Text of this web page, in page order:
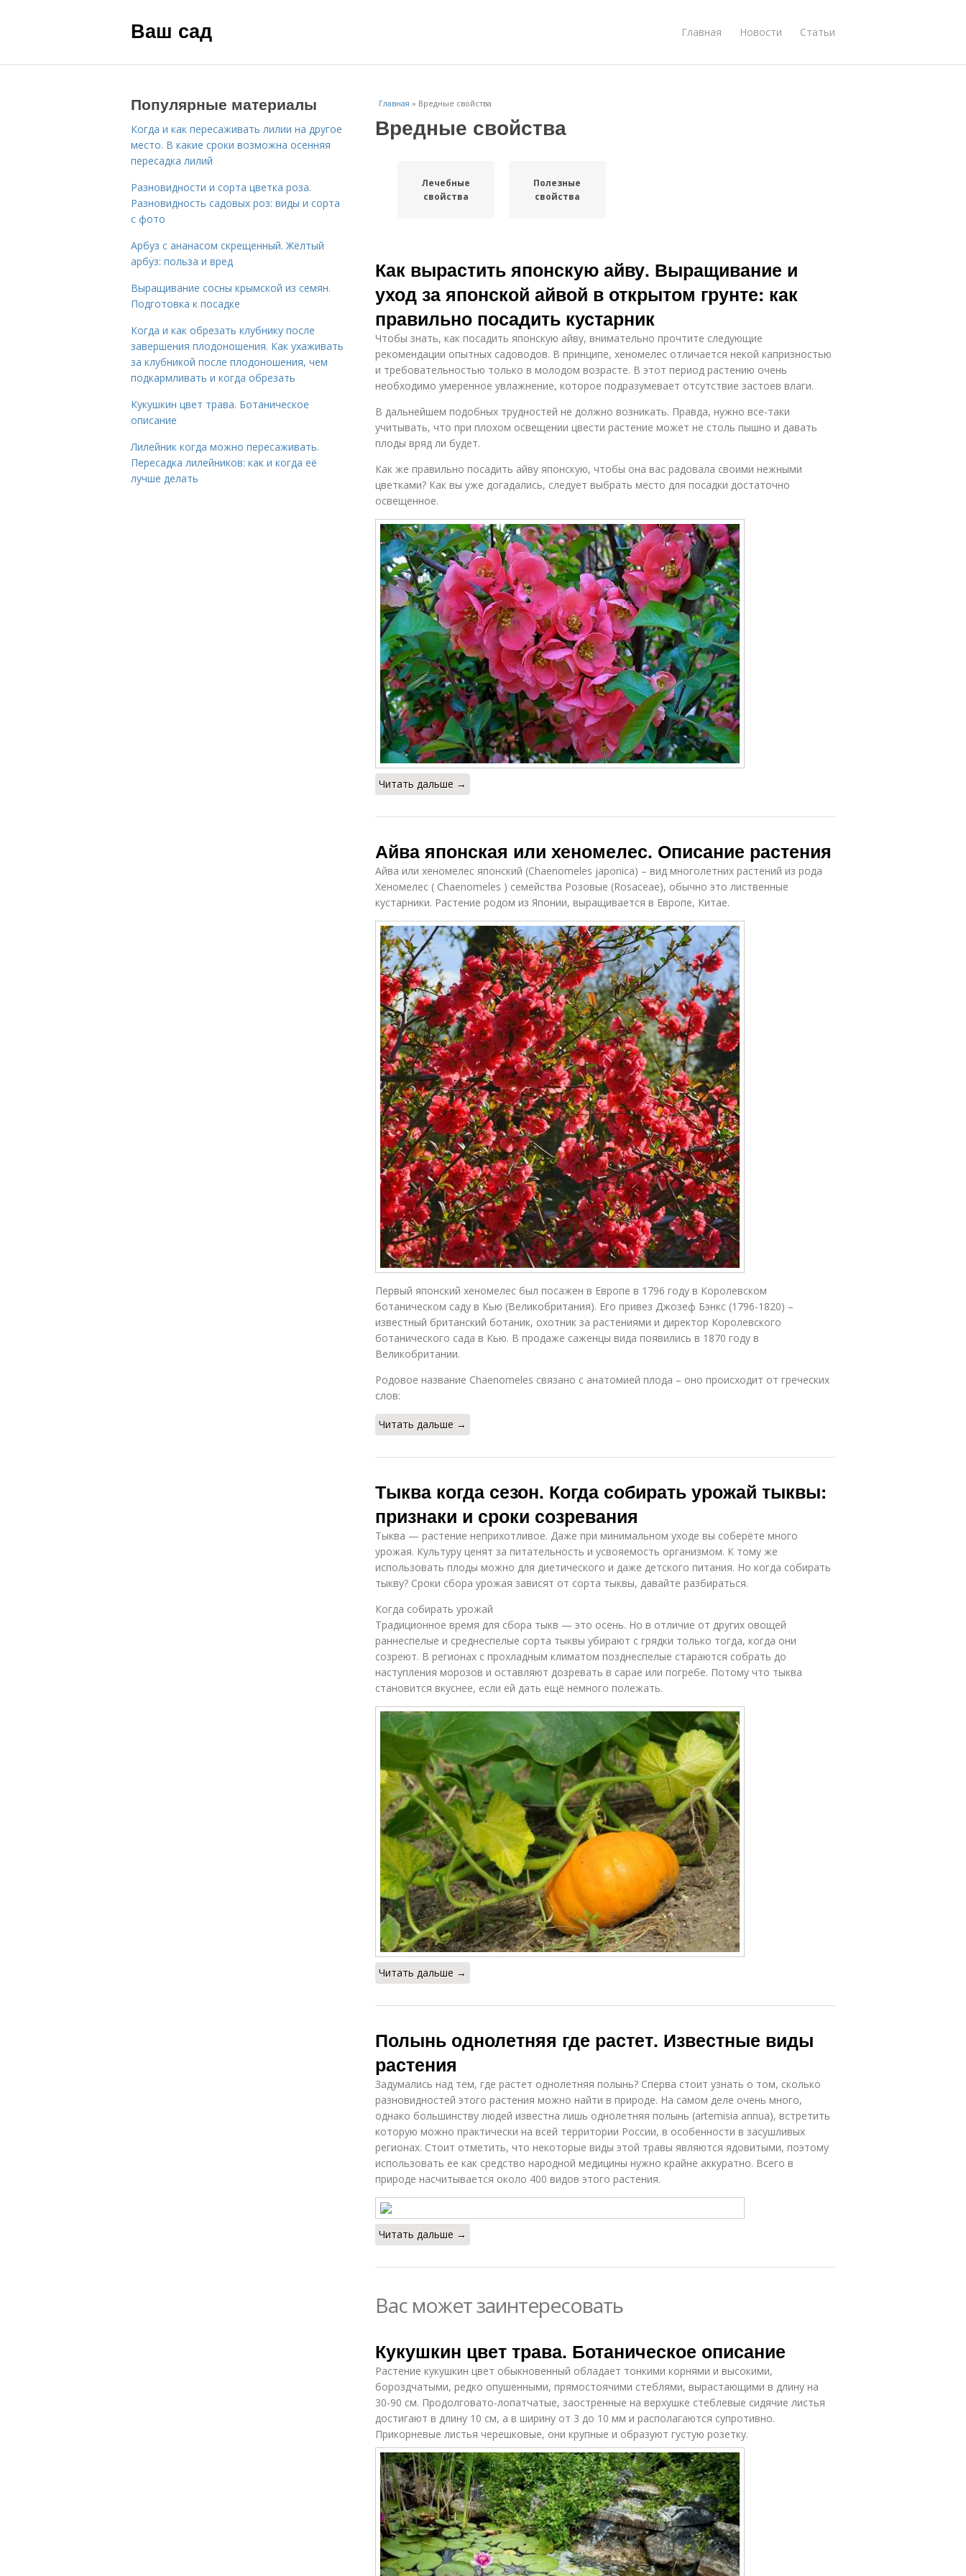
Ваш сад Главная Новости Статьи
Главная » Вредные свойства
Вредные свойства
Лечебные
свойства
Полезные
свойства
Как вырастить японскую айву. Выращивание и
уход за японской айвой в открытом грунте: как
правильно посадить кустарник
Чтобы знать, как посадить японскую айву, внимательно прочтите следующие
рекомендации опытных садоводов. В принципе, хеномелес отличается некой капризностью
и требовательностью только в молодом возрасте. В этот период растению очень
необходимо умеренное увлажнение, которое подразумевает отсутствие застоев влаги.
В дальнейшем подобных трудностей не должно возникать. Правда, нужно все-таки
учитывать, что при плохом освещении цвести растение может не столь пышно и давать
плоды вряд ли будет.
Как же правильно посадить айву японскую, чтобы она вас радовала своими нежными
цветками? Как вы уже догадались, следует выбрать место для посадки достаточно
освещенное.
Читать дальше →
Айва японская или хеномелес. Описание растения
Айва или хеномелес японский (Chaenomeles japonica) – вид многолетних растений из рода
Хеномелес ( Chaenomeles ) семейства Розовые (Rosaceae), обычно это лиственные
кустарники. Растение родом из Японии, выращивается в Европе, Китае.
Первый японский хеномелес был посажен в Европе в 1796 году в Королевском
ботаническом саду в Кью (Великобритания). Его привез Джозеф Бэнкс (1796-1820) –
известный британский ботаник, охотник за растениями и директор Королевского
ботанического сада в Кью. В продаже саженцы вида появились в 1870 году в
Великобритании.
Родовое название Chaenomeles связано с анатомией плода – оно происходит от греческих
слов:
Читать дальше →
Тыква когда сезон. Когда собирать урожай тыквы:
признаки и сроки созревания
Тыква — растение неприхотливое. Даже при минимальном уходе вы соберёте много
урожая. Культуру ценят за питательность и усвояемость организмом. К тому же
использовать плоды можно для диетического и даже детского питания. Но когда собирать
тыкву? Сроки сбора урожая зависят от сорта тыквы, давайте разбираться.
Когда собирать урожай
Традиционное время для сбора тыкв — это осень. Но в отличие от других овощей
раннеспелые и среднеспелые сорта тыквы убирают с грядки только тогда, когда они
созреют. В регионах с прохладным климатом позднеспелые стараются собрать до
наступления морозов и оставляют дозревать в сарае или погребе. Потому что тыква
становится вкуснее, если ей дать ещё немного полежать.
Читать дальше →
Полынь однолетняя где растет. Известные виды
растения
Задумались над тем, где растет однолетняя полынь? Сперва стоит узнать о том, сколько
разновидностей этого растения можно найти в природе. На самом деле очень много,
однако большинству людей известна лишь однолетняя полынь (artemisia annua), встретить
которую можно практически на всей территории России, в особенности в засушливых
регионах. Стоит отметить, что некоторые виды этой травы являются ядовитыми, поэтому
использовать ее как средство народной медицины нужно крайне аккуратно. Всего в
природе насчитывается около 400 видов этого растения.
Читать дальше →
Вас может заинтересовать
Кукушкин цвет трава. Ботаническое описание
Растение кукушкин цвет обыкновенный обладает тонкими корнями и высокими,
бороздчатыми, редко опушенными, прямостоячими стеблями, вырастающими в длину на
30-90 см. Продолговато-лопатчатые, заостренные на верхушке стеблевые сидячие листья
достигают в длину 10 см, а в ширину от 3 до 10 мм и располагаются супротивно.
Прикорневые листья черешковые, они крупные и образуют густую розетку.
Популярные материалы
Когда и как пересаживать лилии на другое
место. В какие сроки возможна осенняя
пересадка лилий
Разновидности и сорта цветка роза.
Разновидность садовых роз: виды и сорта
с фото
Арбуз с ананасом скрещенный. Жёлтый
арбуз: польза и вред
Выращивание сосны крымской из семян.
Подготовка к посадке
Когда и как обрезать клубнику после
завершения плодоношения. Как ухаживать
за клубникой после плодоношения, чем
подкармливать и когда обрезать
Кукушкин цвет трава. Ботаническое
описание
Лилейник когда можно пересаживать.
Пересадка лилейников: как и когда её
лучше делать